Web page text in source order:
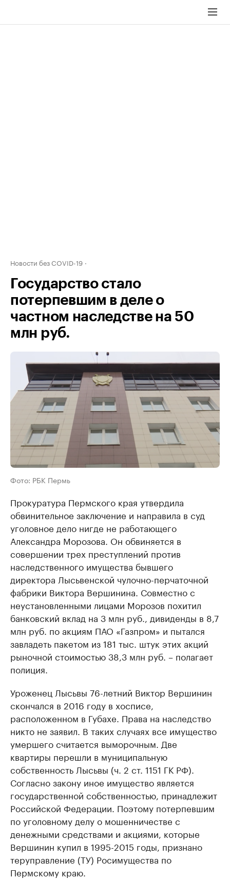
Новости без COVID-19
Государство стало
потерпевшим в деле о
частном наследстве на 50
млн руб.
Фото: РБК Пермь
Прокуратура Пермского края утвердила
обвинительное заключение и направила в суд
уголовное дело нигде не работающего
Александра Морозова. Он обвиняется в
совершении трех преступлений против
наследственного имущества бывшего
директора Лысьвенской чулочно-перчаточной
фабрики Виктора Вершинина. Совместно с
неустановленными лицами Морозов похитил
банковский вклад на 3 млн руб., дивиденды в 8,7
млн руб. по акциям ПАО «Газпром» и пытался
завладеть пакетом из 181 тыс. штук этих акций
рыночной стоимостью 38,3 млн руб. – полагает
полиция.
Уроженец Лысьвы 76-летний Виктор Вершинин
скончался в 2016 году в хосписе,
расположенном в Губахе. Права на наследство
никто не заявил. В таких случаях все имущество
умершего считается выморочным. Две
квартиры перешли в муниципальную
собственность Лысьвы (ч. 2 ст. 1151 ГК РФ).
Согласно закону иное имущество является
государственной собственностью, принадлежит
Российской Федерации. Поэтому потерпевшим
по уголовному делу о мошенничестве с
денежными средствами и акциями, которые
Вершинин купил в 1995-2015 годы, признано
теруправление (ТУ) Росимущества по
Пермскому краю.